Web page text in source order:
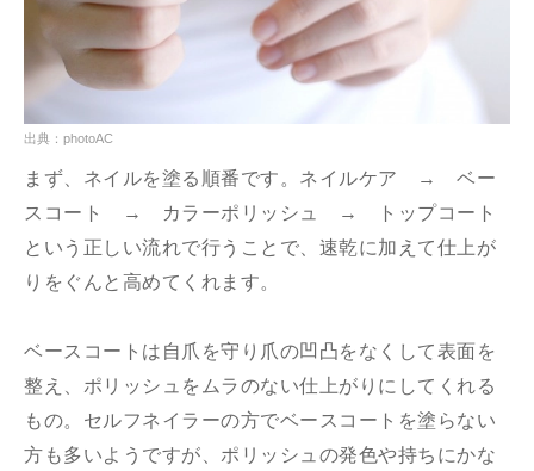
出典：photoAC
まず、ネイルを塗る順番です。ネイルケア → ベー
スコート → カラーポリッシュ → トップコート
という正しい流れで行うことで、速乾に加えて仕上が
りをぐんと高めてくれます。
ベースコートは自爪を守り爪の凹凸をなくして表面を
整え、ポリッシュをムラのない仕上がりにしてくれる
もの。セルフネイラーの方でベースコートを塗らない
方も多いようですが、ポリッシュの発色や持ちにかな